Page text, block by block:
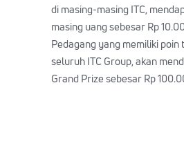
di masing-masing ITC,
masing uang sebesar Rp
Pedagang yang memiliki poin
seluruh ITC Group, akan
Grand Prize sebesar Rp